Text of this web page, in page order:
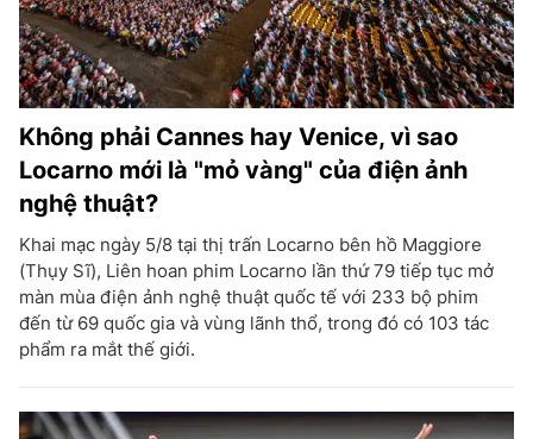
Không phải Cannes hay Venice, vì sao
Locarno mới là "mỏ vàng" của điện ảnh
nghệ thuật?
Khai mạc ngày 5/8 tại thị trấn Locarno bên hồ Maggiore
(Thụy Sĩ), Liên hoan phim Locarno lần thứ 79 tiếp tục mở
màn mùa điện ảnh nghệ thuật quốc tế với 233 bộ phim
đến từ 69 quốc gia và vùng lãnh thổ, trong đó có 103 tác
phẩm ra mắt thế giới.